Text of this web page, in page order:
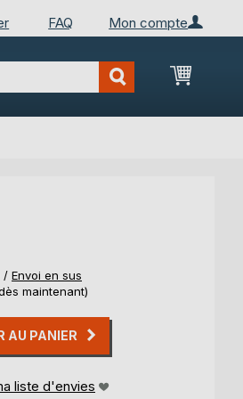
Mon compte
FAQ
Mon
/ Envoi en sus
maintenant)
AU PANIER
liste d'envies